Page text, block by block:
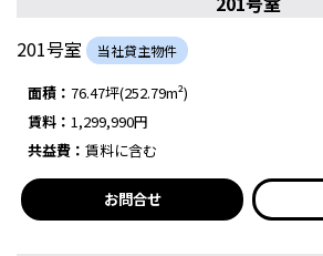
201号室
当社貸主物件
面積： 76.47坪(252.79m²)
賃料： 1,299,990円
共益費： 賃料に含む
お問合せ